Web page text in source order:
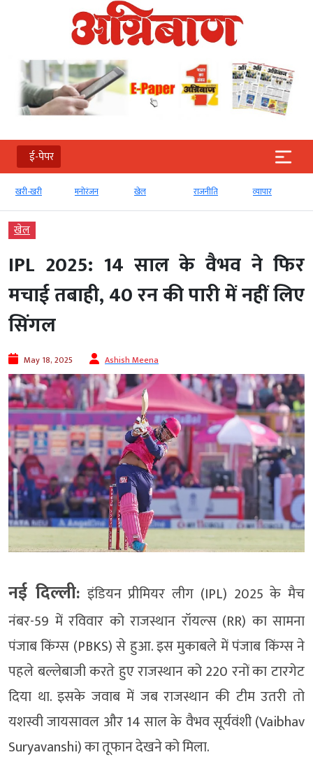
ई-पेपर
खरी-खरी मनोरंजन खेल राजनीति व्‍यापार
खेल
IPL 2025: 14 साल के वैभव ने फिर
मचाई तबाही, 40 रन की पारी में नहीं लिए
सिंगल
May 18, 2025 Ashish Meena
नई दिल्ली: इंडियन प्रीमियर लीग (IPL) 2025 के मैच
नंबर-59 में रविवार को राजस्थान रॉयल्स (RR) का सामना
पंजाब किंग्स (PBKS) से हुआ. इस मुकाबले में पंजाब किंग्स ने
पहले बल्लेबाजी करते हुए राजस्थान को 220 रनों का टारगेट
दिया था. इसके जवाब में जब राजस्थान की टीम उतरी तो
यशस्वी जायसावल और 14 साल के वैभव सूर्यवंशी (Vaibhav
Suryavanshi) का तूफान देखने को मिला.